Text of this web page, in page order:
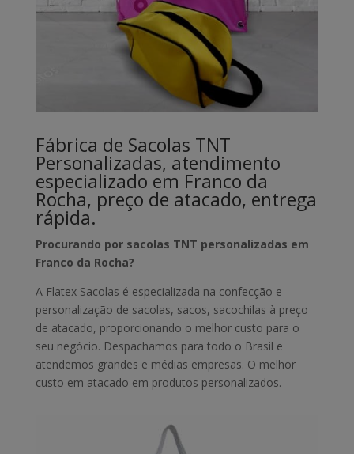
Fábrica de Sacolas TNT
Personalizadas, atendimento
especializado em Franco da
Rocha, preço de atacado, entrega
rápida.
Procurando por sacolas TNT personalizadas em
Franco da Rocha?
A Flatex Sacolas é especializada na confecção e
personalização de sacolas, sacos, sacochilas à preço
de atacado, proporcionando o melhor custo para o
seu negócio. Despachamos para todo o Brasil e
atendemos grandes e médias empresas. O melhor
custo em atacado em produtos personalizados.